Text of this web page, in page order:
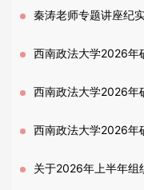
生分组名单的通知-第二批
秦涛老师专题讲座纪
国司法精神
西南政法大学2026年
作办法西南政法大学2026年
单公示－第一批复试
西南政法大学2026年
关于2026年上半年组